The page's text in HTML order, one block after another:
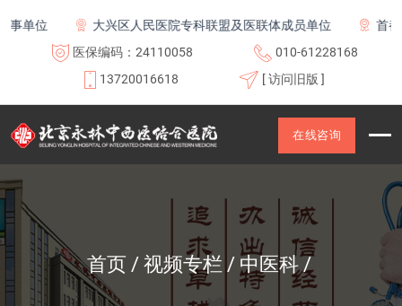
单位 大兴区人民医院专科联盟及医联体成员单位
首都医
医保编码：24110058
010-61228168
13720016618
[ 访问旧版 ]
在线咨询
首页 视频专栏 中医科